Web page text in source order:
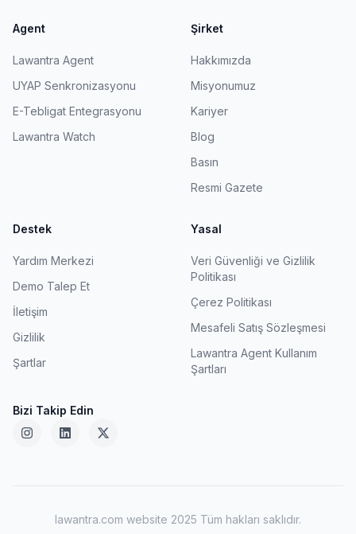
Agent
Lawantra Agent
UYAP Senkronizasyonu
E-Tebligat Entegrasyonu
Lawantra Watch
Şirket
Hakkımızda
Misyonumuz
Kariyer
Blog
Basın
Resmi Gazete
Destek
Yardım Merkezi
Demo Talep Et
İletişim
Gizlilik
Şartlar
Yasal
Veri Güvenliği ve Gizlilik
Politikası
Çerez Politikası
Mesafeli Satış Sözleşmesi
Lawantra Agent Kullanım
Şartları
Bizi Takip Edin
lawantra.com website 2025 Tüm hakları saklıdır.